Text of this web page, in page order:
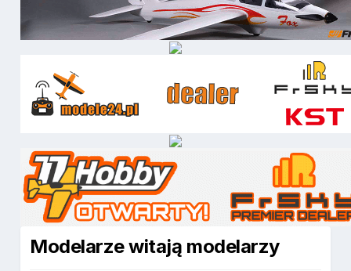
Modelarze witają modelarzy